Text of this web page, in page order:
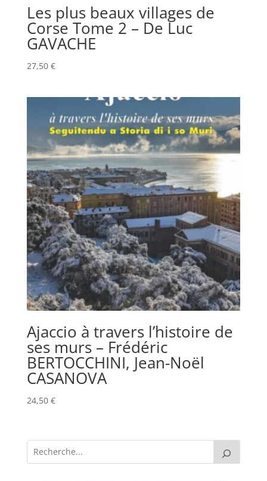
Les plus beaux villages de
Corse Tome 2 – De Luc
GAVACHE
27,50 €
Ajaccio à travers l’histoire de
ses murs – Frédéric
BERTOCCHINI, Jean-Noël
CASANOVA
24,50 €